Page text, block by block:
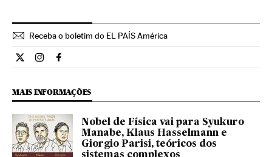
Receba o boletim do EL PAÍS América
Ciencia El País Brasil en Twitter
Ciencia El País Brasil en Instagram
Ciencia El País Brasil en Facebook
MAIS INFORMAÇÕES
Nobel de Física vai para Syukuro
Manabe, Klaus Hasselmann e
Giorgio Parisi, teóricos dos